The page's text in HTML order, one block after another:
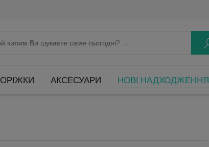
АКСЕСУАРИ НОВІ НАДХОДЖЕННЯ